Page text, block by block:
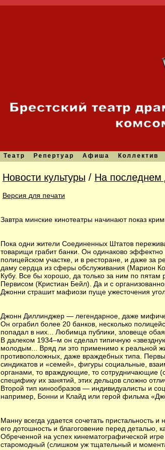
Театр Репертуар Афиша Коллектив
Новости культуры / На последнем
Версия для печати
Завтра минские кинотеатры начинают показ
Пока одни жители Соединенных Штатов
товарищи грабит банки. Он одинаково
полицейском участке, и в ресторане, и даже за
даму сердца из сферы обслуживания (Марион
Кубу. Все бы хорошо, да только за ним по
Первисом (Кристиан Бейл). Да и с
Джонни страшит мафиози пуще ужесточения
Джонн Диллинджер — легендарное, даже
Он ограбил более 20 банков, несколько
попадал в них... Любимца публики, зловеще
В далеком 1934–м он сделал типичную
молодым... Вряд ли это применимо к реальной
противоположных, даже враждебных типа.
синдикатов и «семей», фигуры социальные,
органами, то враждующие, то сотрудничающие
специфику их занятий, этих дельцов сложно
Второй тип кинообразов — индивидуалисты и
например, Бонни и Клайд или герой фильма
Манну всегда удается сочетать пристальность
его дотошность и благоговение перед деталью,
Обреченной на успех кинематографической
старомодный (слишком уж тщательный и